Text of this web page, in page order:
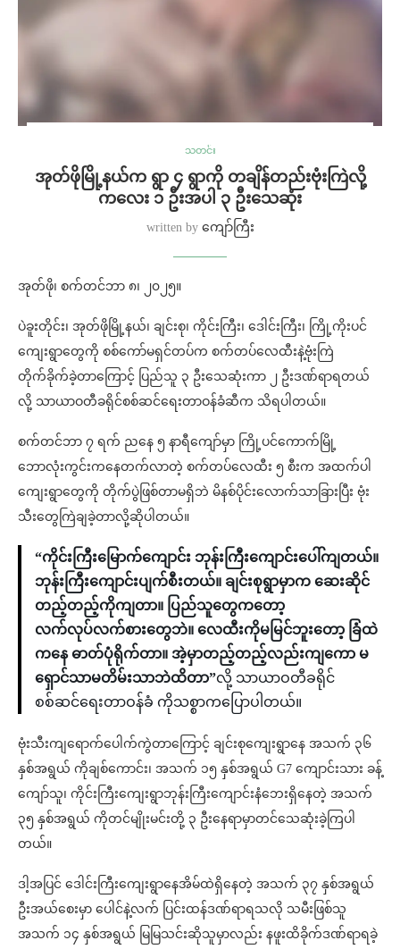
သတင်း
အုတ်ဖိုမြို့နယ်က ရွာ ၄ ရွာကို တချိန်တည်းဗုံးကြဲလို့
ကလေး ၁ ဦးအပါ ၃ ဦးသေဆုံး
written by ကျော်ကြီး
အုတ်ဖို၊ စက်တင်ဘာ ၈၊ ၂၀၂၅။
ပဲခူးတိုင်း၊ အုတ်ဖိုမြို့နယ်၊ ချင်းစု၊ ကိုင်းကြီး၊ ဒေါင်းကြီး၊ ကြို့ကိုးပင်
ကျေးရွာတွေကို စစ်ကော်မရှင်တပ်က စက်တပ်လေထီးနဲ့ဗုံးကြဲ
တိုက်ခိုက်ခဲ့တာကြောင့် ပြည်သူ ၃ ဦးသေဆုံးကာ ၂ ဦးဒဏ်ရာရတယ်
လို့ သာယာဝတီခရိုင်စစ်ဆင်ရေးတာဝန်ခံဆီက သိရပါတယ်။
စက်တင်ဘာ ၇ ရက် ညနေ ၅ နာရီကျော်မှာ ကြို့ပင်ကောက်မြို့
ဘောလုံးကွင်းကနေတက်လာတဲ့ စက်တပ်လေထီး ၅ စီးက အထက်ပါ
ကျေးရွာတွေကို တိုက်ပွဲဖြစ်တာမရှိဘဲ မိနစ်ပိုင်းလောက်သာခြားပြီး ဗုံး
သီးတွေကြဲချခဲ့တာလို့ဆိုပါတယ်။
“ကိုင်းကြီးမြောက်ကျောင်း ဘုန်းကြီးကျောင်းပေါ်ကျတယ်။
ဘုန်းကြီးကျောင်းပျက်စီးတယ်။ ချင်းစုရွာမှာက ဆေးဆိုင်
တည့်တည့်ကိုကျတာ။ ပြည်သူတွေကတော့
လက်လုပ်လက်စားတွေဘဲ။ လေထီးကိုမမြင်ဘူးတော့ ခြံထဲ
ကနေ ဓာတ်ပုံရိုက်တာ။ အဲ့မှာတည့်တည့်လည်းကျကော မ
ရှောင်သာမတိမ်းသာဘဲထိတာ”လို့ သာယာဝတီခရိုင်
စစ်ဆင်ရေးတာဝန်ခံ ကိုသစ္စာကပြောပါတယ်။
ဗုံးသီးကျရောက်ပေါက်ကွဲတာကြောင့် ချင်းစုကျေးရွာနေ အသက် ၃၆
နှစ်အရွယ် ကိုချစ်ကောင်း၊ အသက် ၁၅ နှစ်အရွယ် G7 ကျောင်းသား ခန့်
ကျော်သူ၊ ကိုင်းကြီးကျေးရွာဘုန်းကြီးကျောင်းနံဘေးရှိနေတဲ့ အသက်
၃၅ နှစ်အရွယ် ကိုတင်မျိုးမင်းတို့ ၃ ဦးနေရာမှာတင်သေဆုံးခဲ့ကြပါ
တယ်။
ဒါ့အပြင် ဒေါင်းကြီးကျေးရွာနေအိမ်ထဲရှိနေတဲ့ အသက် ၃၇ နှစ်အရွယ်
ဦးအယ်စေးမှာ ပေါင်နဲ့လက် ပြင်းထန်ဒဏ်ရာရသလို သမီးဖြစ်သူ
အသက် ၁၄ နှစ်အရွယ် မြမြသင်းဆိုသူမှာလည်း နဖူးထိခိုက်ဒဏ်ရာရခဲ့